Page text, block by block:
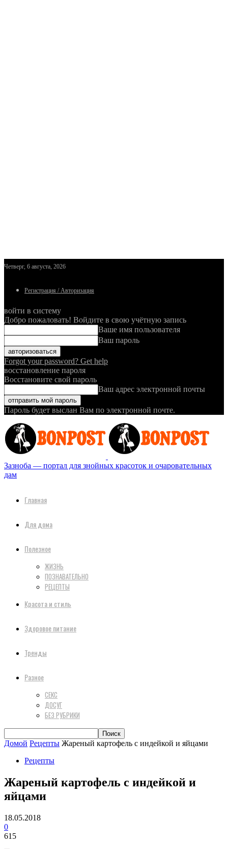
Четверг, 6 августа, 2026
Регистрация / Авторизация
войти в систему
Добро пожаловать! Войдите в свою учётную запись
Ваше имя пользователя
Ваш пароль
Forgot your password? Get help
восстановление пароля
Восстановите свой пароль
Ваш адрес электронной почты
Пароль будет выслан Вам по электронной почте.
Зазноба — портал для знойных красоток и очаровательных
дам
Главная
Для дома
Полезное
ЖИЗНЬ
ПОЗНАВАТЕЛЬНО
РЕЦЕПТЫ
Красота и стиль
Здоровое питание
Тренды
Разное
СЕКС
ДОСУГ
БЕЗ РУБРИКИ
Домой Рецепты Жареный картофель с индейкой и яйцами
Рецепты
Жареный картофель с индейкой и
яйцами
18.05.2018
0
615